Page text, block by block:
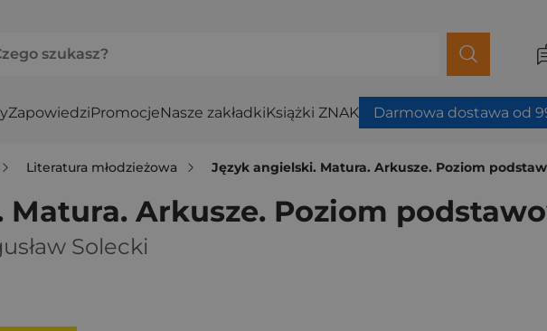
ZapowiedziPromocjeNasze zakładkiKsiążki ZNAK Darmowa dostawa od
Literatura młodzieżowa Język angielski. Matura. Arkusze. Poziom
Matura. Arkusze. Poziom
Solecki